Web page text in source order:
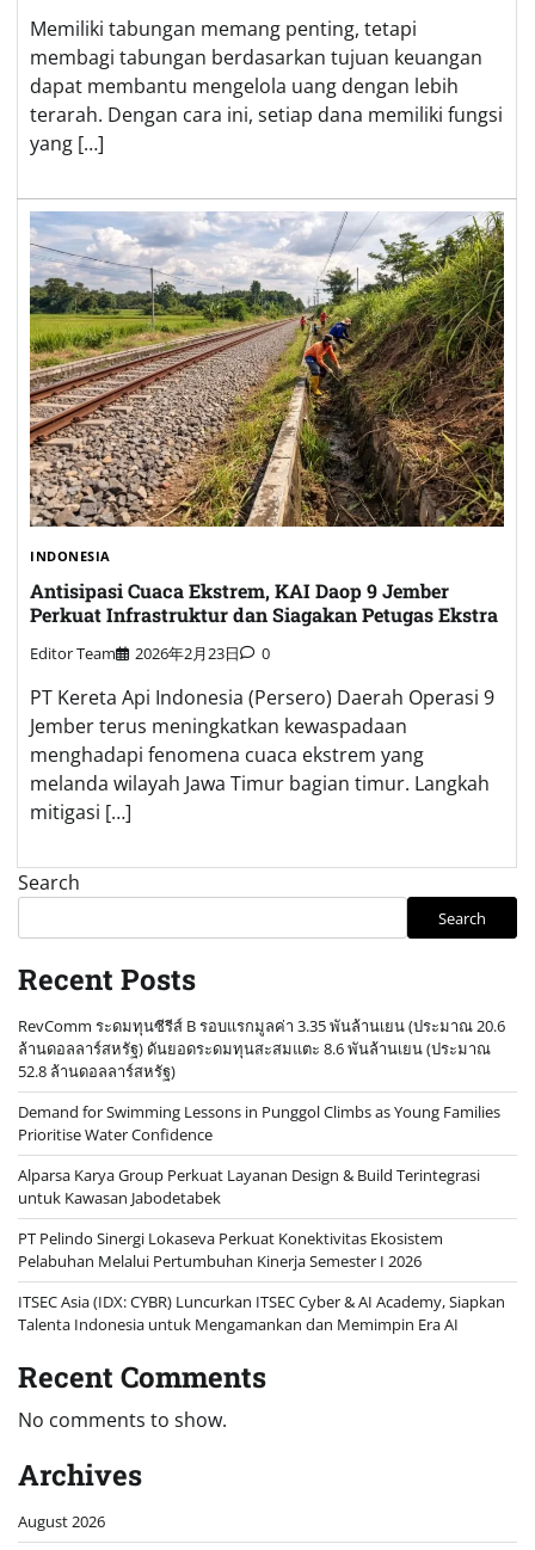
Memiliki tabungan memang penting, tetapi
membagi tabungan berdasarkan tujuan keuangan
dapat membantu mengelola uang dengan lebih
terarah. Dengan cara ini, setiap dana memiliki fungsi
yang […]
INDONESIA
Antisipasi Cuaca Ekstrem, KAI Daop 9 Jember
Perkuat Infrastruktur dan Siagakan Petugas Ekstra
Editor Team 2026年2月23日 0
PT Kereta Api Indonesia (Persero) Daerah Operasi 9
Jember terus meningkatkan kewaspadaan
menghadapi fenomena cuaca ekstrem yang
melanda wilayah Jawa Timur bagian timur. Langkah
mitigasi […]
Search
Search
Recent Posts
RevComm ระดมทุนซีรีส์ B รอบแรกมูลค่า 3.35 พันล้านเยน (ประมาณ 20.6
ล้านดอลลาร์สหรัฐ) ดันยอดระดมทุนสะสมแตะ 8.6 พันล้านเยน (ประมาณ
52.8 ล้านดอลลาร์สหรัฐ)
Demand for Swimming Lessons in Punggol Climbs as Young Families
Prioritise Water Confidence
Alparsa Karya Group Perkuat Layanan Design & Build Terintegrasi
untuk Kawasan Jabodetabek
PT Pelindo Sinergi Lokaseva Perkuat Konektivitas Ekosistem
Pelabuhan Melalui Pertumbuhan Kinerja Semester I 2026
ITSEC Asia (IDX: CYBR) Luncurkan ITSEC Cyber & AI Academy, Siapkan
Talenta Indonesia untuk Mengamankan dan Memimpin Era AI
Recent Comments
No comments to show.
Archives
August 2026